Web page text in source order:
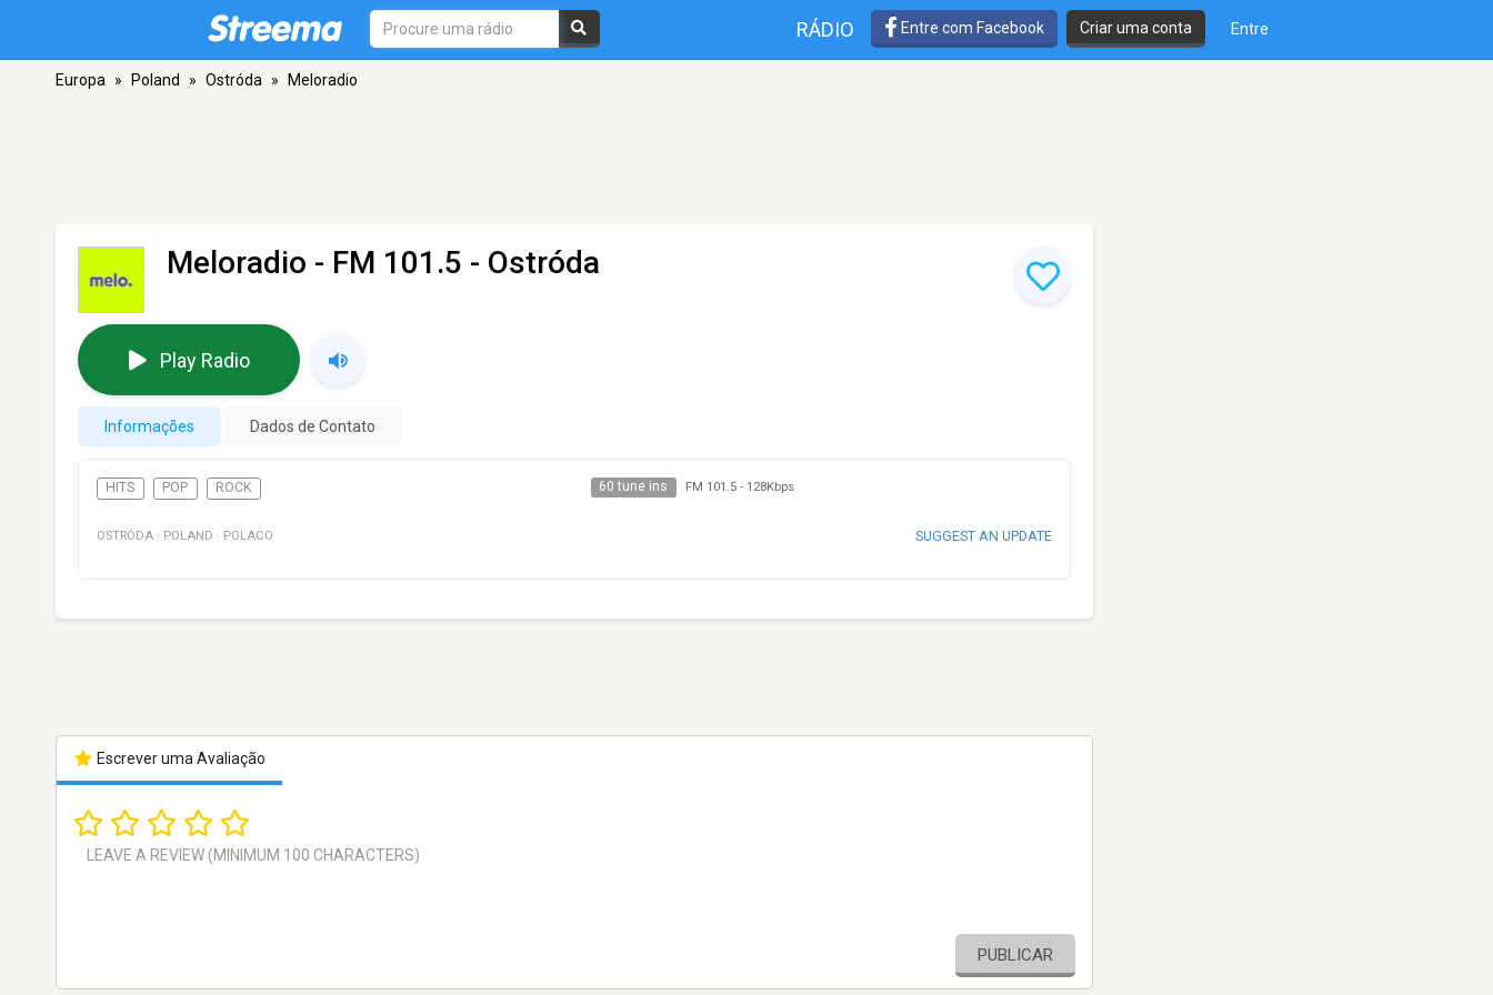
RÁDIO Entre com Facebook Criar uma conta Entre
Europa » Poland » Ostróda » Meloradio
Meloradio - FM 101.5 - Ostróda
Play Radio
Informações Dados de Contato
HITS POP ROCK 60 tune ins FM 101.5- 128Kbps
OSTRÓDA · POLAND · POLACO SUGGEST AN UPDATE
Escrever uma Avaliação
PUBLICAR